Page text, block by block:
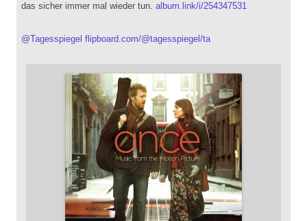
das sicher immer mal wieder tun. album.link/i/254347531
@Tagesspiegel flipboard.com/@tagesspiegel/ta